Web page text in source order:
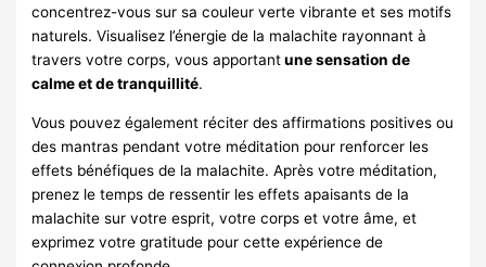
concentrez-vous sur sa couleur verte vibrante et ses motifs
naturels. Visualisez l’énergie de la malachite rayonnant à
travers votre corps, vous apportantune sensation de
calme et de tranquillité.
Vous pouvez également réciter des affirmations positives ou
des mantras pendant votre méditation pour renforcer les
effets bénéfiques de la malachite. Après votre méditation,
prenez le temps de ressentir les effets apaisants de la
malachite sur votre esprit, votre corps et votre âme, et
exprimez votre gratitude pour cette expérience de